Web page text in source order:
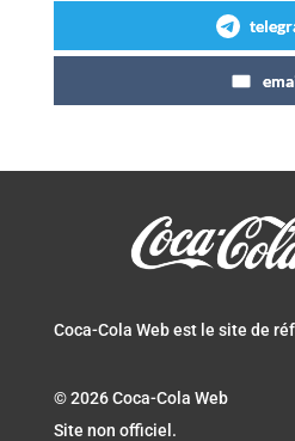
Coca-Cola Web est le site de
© 2026 Coca-Cola Web
Site non officiel.